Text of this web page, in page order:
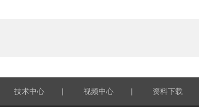
技术中心 | 视频中心 | 资料下载